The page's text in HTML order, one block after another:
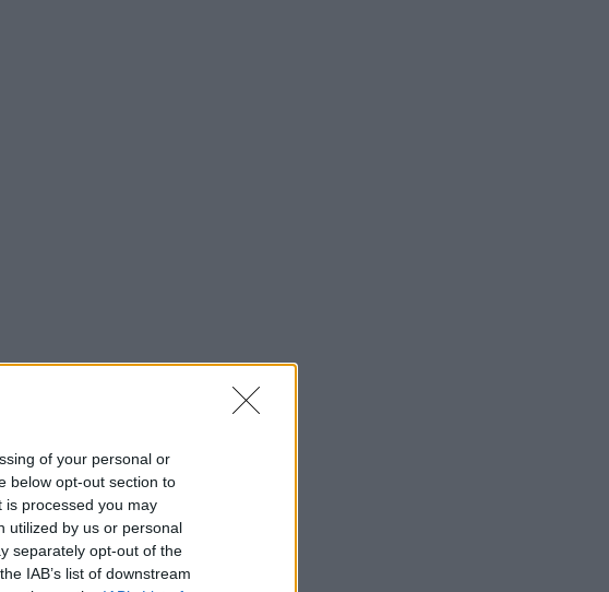
of your personal or
below opt-out section to
processed you may
utilized by us or personal
separately opt-out of the
IAB’s list of downstream